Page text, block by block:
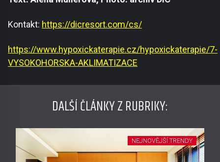
Kontakt: https://dicresort.com/cs/
https://www.hypoxickaterapie.cz/hypoxickaterapie/7-
VYSOKOHORSKA-AKLIMATIZACE
DALŠÍ ČLÁNKY Z RUBRIKY:
NEJNOVĚJŠÍ TRENDY